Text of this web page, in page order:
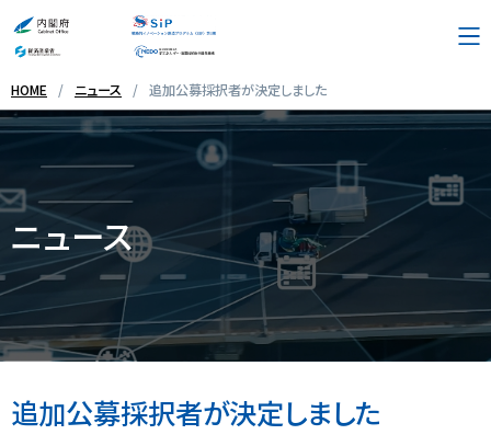
採択テーマ・実施体制
お問い合わせ先
リンク集
HOME ニュース 追加公募採択者が決定しました
ニュース
追加公募採択者が決定しました